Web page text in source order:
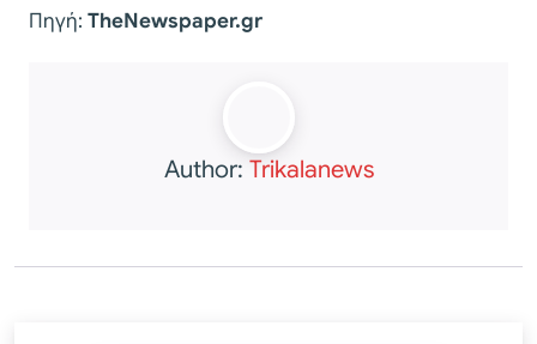
Πηγή: TheNewspaper.gr
Author: Trikalanews